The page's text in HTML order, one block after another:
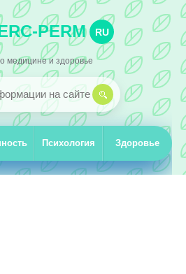
PERM RU
медицине и здоровье
Психология Здоровье